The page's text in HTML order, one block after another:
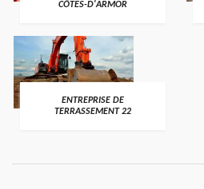
CÔTES-D'ARMOR
ENTREPRISE DE
TERRASSEMENT 22